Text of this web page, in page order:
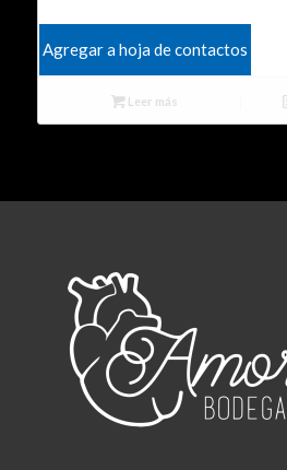
Agregar a hoja de contactos
Leer más